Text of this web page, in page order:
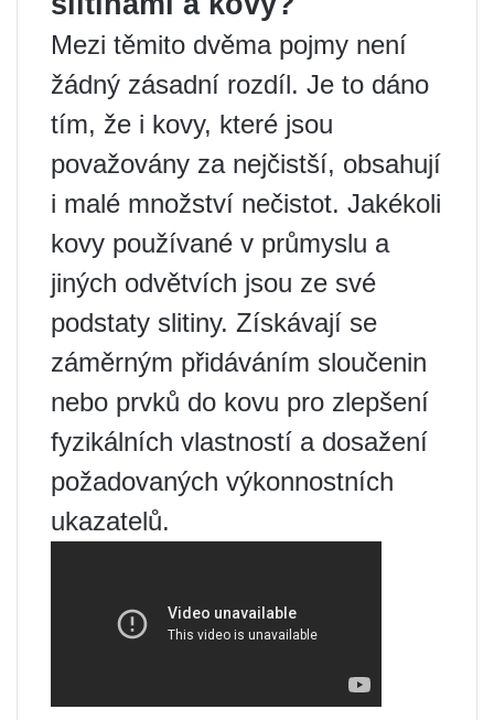
Mezi těmito dvěma pojmy není
žádný zásadní rozdíl. Je to dáno
tím, že i kovy, které jsou
považovány za nejčistší, obsahují
i ​​malé množství nečistot. Jakékoli
kovy používané v průmyslu a
jiných odvětvích jsou ze své
podstaty slitiny. Získávají se
záměrným přidáváním sloučenin
nebo prvků do kovu pro zlepšení
fyzikálních vlastností a dosažení
požadovaných výkonnostních
ukazatelů.